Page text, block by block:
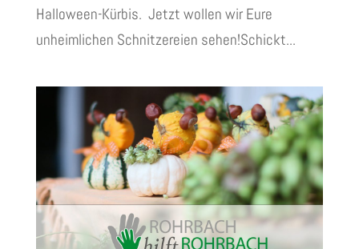
Halloween-Kürbis. Jetzt wollen wir Eure
unheimlichen Schnitzereien sehen!Schickt...